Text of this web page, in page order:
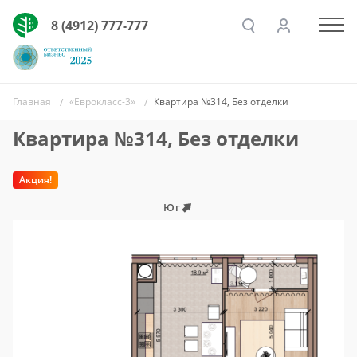
8 (4912) 777-777
Главная «Еврокласс-3» Квартира №314, Без отделки
Квартира №314, Без отделки
Акция!
Юг